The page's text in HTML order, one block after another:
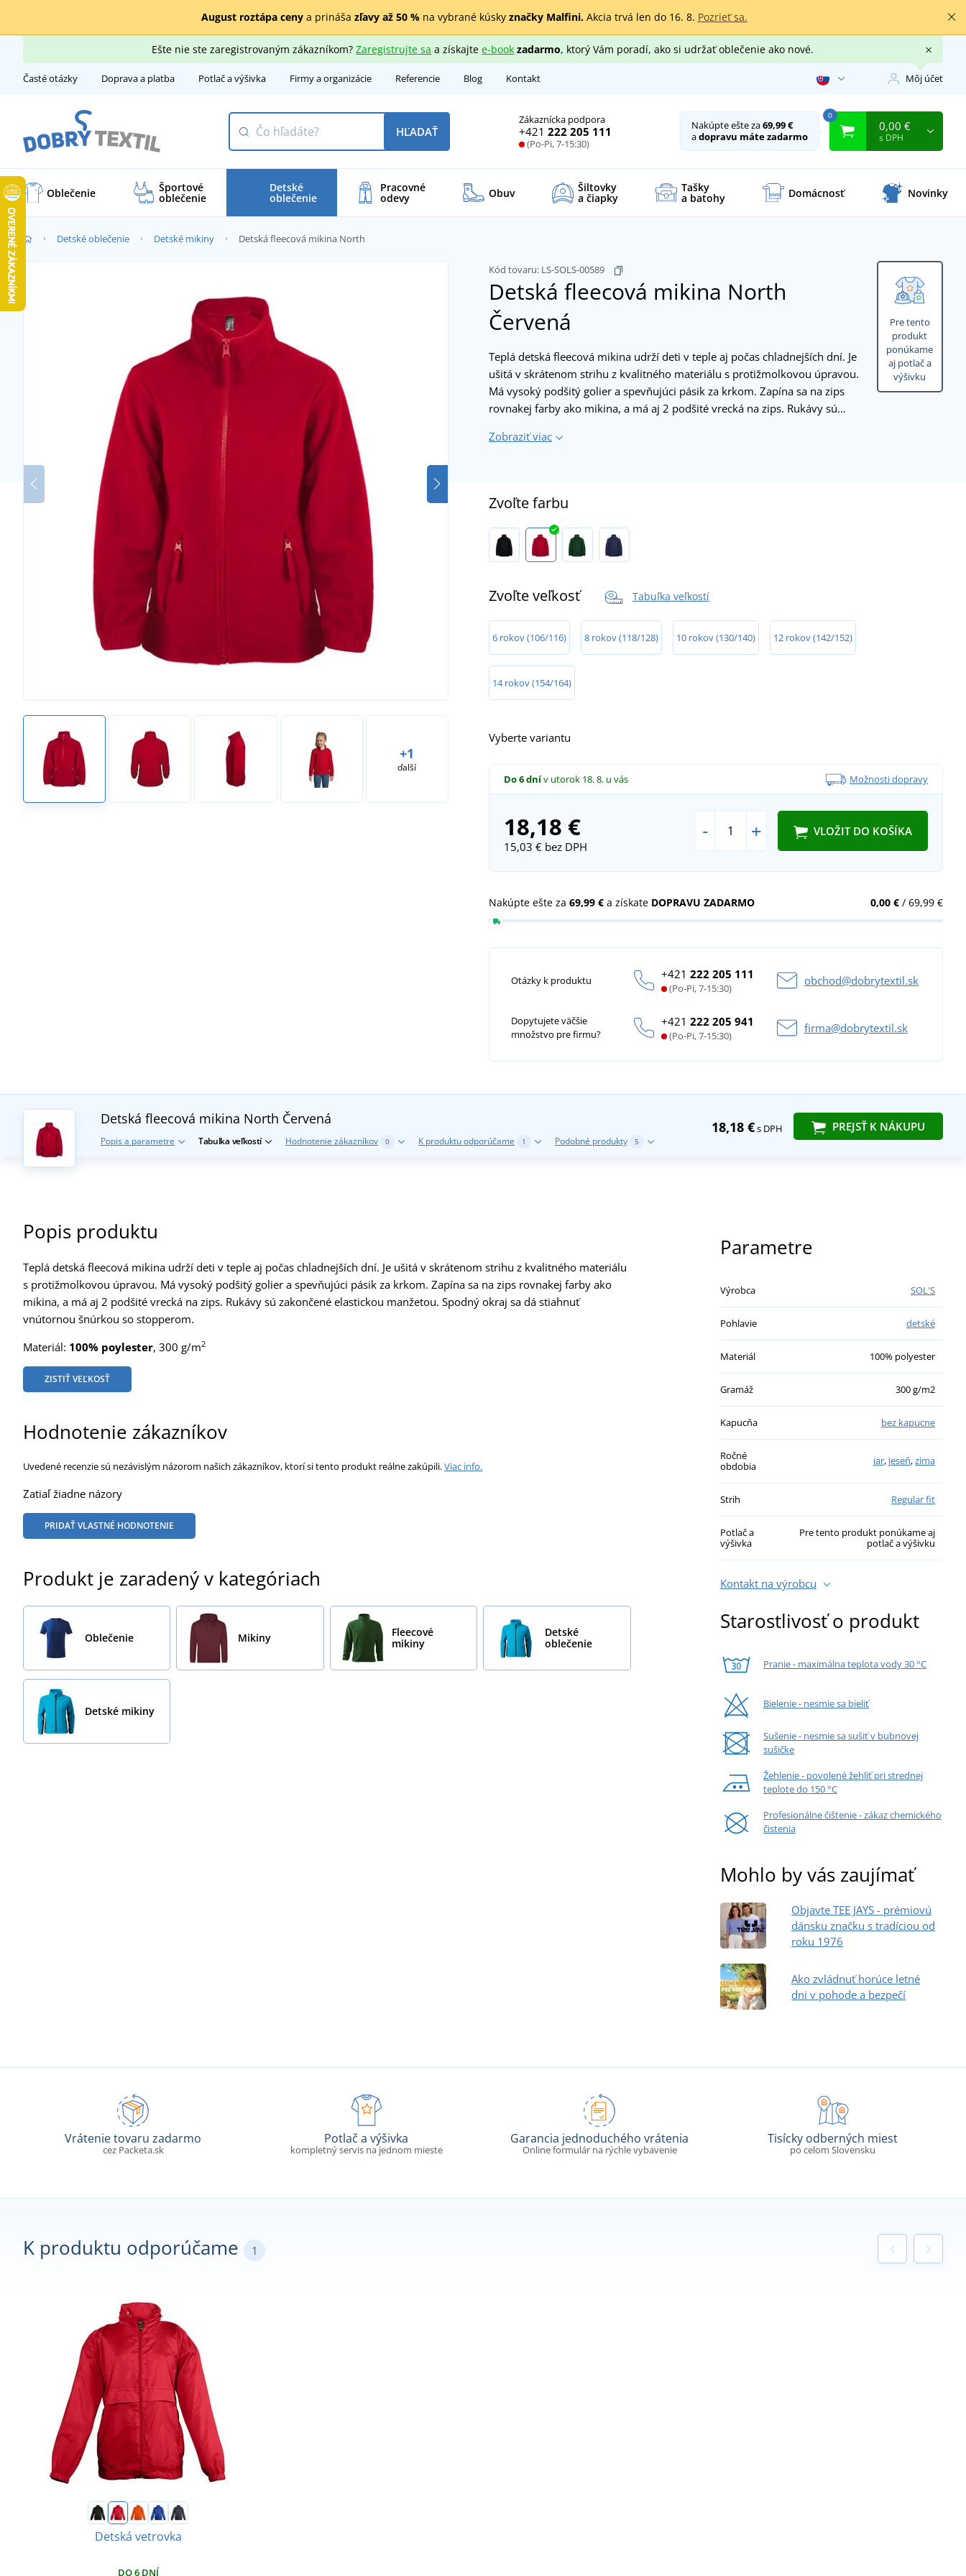
August roztápa cenya prináša zľavy až 50 %na vybrané kúsky značky Malfini.Akcia trvá len do 16. 8. Pozrieť sa.
Ešte nie ste zaregistrovaným zákazníkom?Zaregistrujte sa a získajtee-book zadarmo, ktorý Vám poradí, ako si udržať oblečenie ako nové.
Časté otázky Doprava a platba Potlač a výšivka Firmy a organizácie Referencie Blog Kontakt Môj účet
Zákaznícka podpora
+421 222 205 111
(Po-Pi, 7-15:30)
HĽADAŤ Nakúpte ešte za69,99 €
adopravu máte zadarmo
0
0,00 €
s DPH
Oblečenie Športové
oblečenie
Detské
oblečenie
Pracovné
odevy Obuv Šiltovky
a čiapky
Tašky
a batohy Domácnosť Novinky
Detské oblečenie Detské mikiny Detská fleecová mikina North
Pre tento
produkt
ponúkame
aj potlač a
výšivku
Kód tovaru: LS-SOLS-00589
Detská fleecová mikina North
Červená
+1
ďalší
Teplá detská fleecová mikina udrží deti v teple aj počas chladnejších dní. Je
ušitá v skrátenom strihu z kvalitného materiálu s protižmolkovou úpravou.
Má vysoký podšitý golier a spevňujúci pásik za krkom. Zapína sa na zips
rovnakej farby ako mikina, a má aj 2 podšité vrecká na zips. Rukávy sú…
Zobraziť viac
Zvoľte farbu
Zvoľte veľkosť Tabuľka veľkostí
6 rokov (106/116) 8 rokov (118/128) 10 rokov (130/140) 12 rokov (142/152)
14 rokov (154/164)
Vyberte variantu
Do 6 dnív utorok 18. 8. u vás Možnosti dopravy
18,18 €
15,03 €bez DPH
- + VLOŽIT DO KOŠÍKA
0,00 €/ 69,99 €
Nakúpte ešte za 69,99 € a získate DOPRAVU ZADARMO
Otázky k produktu +421222 205 111
(Po-Pi, 7-15:30)
obchod@dobrytextil.sk
Dopytujete väčšie
množstvo pre firmu?
+421222 205 941
(Po-Pi, 7-15:30)
firma@dobrytextil.sk
18,18 €s DPH PREJSŤ K NÁKUPU
Detská fleecová mikina North Červená
Popis a parametre Tabuľka veľkostí Hodnotenie zákazníkov 0 K produktu odporúčame 1 Podobné produkty 5
Popis produktu
Teplá detská fleecová mikina udrží deti v teple aj počas chladnejších dní. Je ušitá v skrátenom strihu z kvalitného materiálu
s protižmolkovou úpravou. Má vysoký podšitý golier a spevňujúci pásik za krkom. Zapína sa na zips rovnakej farby ako
mikina, a má aj 2 podšité vrecká na zips. Rukávy sú zakončené elastickou manžetou. Spodný okraj sa dá stiahnuť
vnútornou šnúrkou so stopperom.
Materiál: 100% poylester, 300 g/m2
ZISTIŤ VEĽKOSŤ
Hodnotenie zákazníkov
Uvedené recenzie sú nezávislým názorom našich zákazníkov, ktorí si tento produkt reálne zakúpili.Viac info.
Zatiaľ žiadne názory
PRIDAŤ VLASTNÉ HODNOTENIE
Produkt je zaradený v kategóriach
Oblečenie Mikiny
Fleecové
mikiny
Detské
oblečenie
Detské mikiny
Parametre
Výrobca SOL'S
Pohlavie detské
Materiál 100% polyester
Gramáž 300 g/m2
Kapucňa bez kapucne
Ročné
obdobia
jar, jeseň,zima
Strih Regular fit
Potlač a
výšivka
Pre tento produkt ponúkame aj
potlač a výšivku
Kontakt na výrobcu
Starostlivosť o produkt
Pranie - maximálna teplota vody 30 °C
Bielenie - nesmie sa bieliť
Sušenie - nesmie sa sušiť v bubnovej
sušičke
Žehlenie - povolené žehliť pri strednej
teplote do 150 °C
Profesionálne čištenie - zákaz chemického
čistenia
Mohlo by vás zaujímať
Objavte TEE JAYS - prémiovú
dánsku značku s tradíciou od
roku 1976
Ako zvládnuť horúce letné
dni v pohode a bezpečí
Vrátenie tovaru zadarmo
cez Packeta.sk
Potlač a výšivka
kompletný servis na jednom mieste
Garancia jednoduchého vrátenia
Online formulár na rýchle vybavenie
Tisícky odberných miest
po celom Slovensku
K produktu odporúčame 1
Detská vetrovka
DO 6 DNÍ